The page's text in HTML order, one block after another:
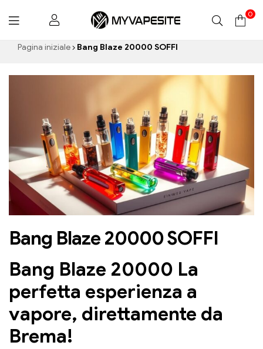
Myvapesite.de
0
Pagina iniziale Bang Blaze 20000 SOFFI
Bang Blaze 20000 SOFFI
Bang Blaze 20000 La
perfetta esperienza a
vapore, direttamente da
Brema!